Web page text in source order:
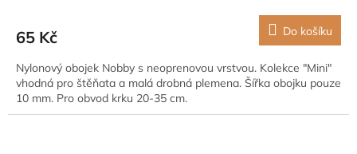
65 Kč Do košíku
Nylonový obojek Nobby s neoprenovou vrstvou. Kolekce "Mini"
vhodná pro štěňata a malá drobná plemena. Šířka obojku pouze
10 mm. Pro obvod krku 20-35 cm.